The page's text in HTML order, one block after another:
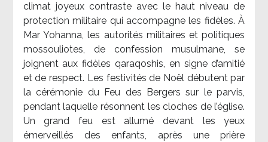
climat joyeux contraste avec le haut niveau de
protection militaire qui accompagne les fidèles. À
Mar Yohanna, les autorités militaires et politiques
mossouliotes, de confession musulmane, se
joignent aux fidèles qaraqoshis, en signe d’amitié
et de respect. Les festivités de Noël débutent par
la cérémonie du Feu des Bergers sur le parvis,
pendant laquelle résonnent les cloches de l’église.
Un grand feu est allumé devant les yeux
émerveillés des enfants, après une prière